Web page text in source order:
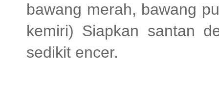
bawang merah, bawang
kemiri) Siapkan santan
sedikit encer.